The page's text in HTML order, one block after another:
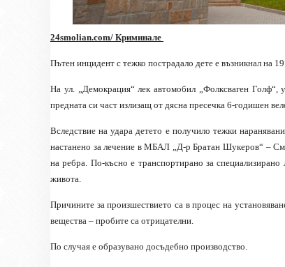
24smolian.com/ Криминале
Пътен инцидент с тежко пострадало дете е възникнал
На ул. „Демокрация“ лек автомобил „Фолксваген
предната си част излизащ от дясна пресечка 6-годишен
Вследствие на удара детето е получило тежки
настанено за лечение в МБАЛ „Д-р Братан Шукеров“ –
на ребра. По-късно е транспортирано за
живота.
Причините за произшествието са в процес на
вещества – пробите са отрицателни.
По случая е образувано досъдебно производство.